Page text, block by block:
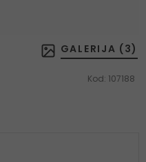
GALERIJA ( 3)
Kod: 107188